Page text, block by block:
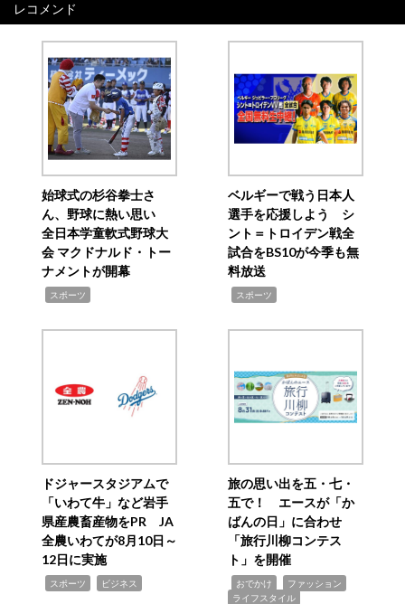
レコメンド
始球式の杉谷拳士さ
ん、野球に熱い思い
全日本学童軟式野球大
会 マクドナルド・トー
ナメントが開幕
スポーツ
ベルギーで戦う日本人
選手を応援しよう シ
ント＝トロイデン戦全
試合をBS10が今季も無
料放送
スポーツ
ドジャースタジアムで
「いわて牛」など岩手
県産農畜産物をPR JA
全農いわてが8月10日～
12日に実施
スポーツ ビジネス
旅の思い出を五・七・
五で！ エースが「か
ばんの日」に合わせ
「旅行川柳コンテス
ト」を開催
おでかけ ファッション
ライフスタイル